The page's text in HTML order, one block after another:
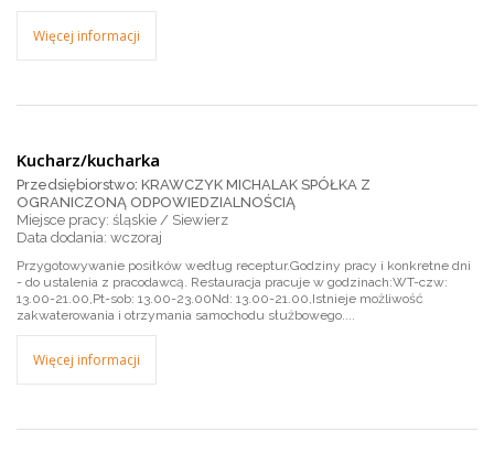
Więcej informacji
Kucharz/kucharka
Przedsiębiorstwo: KRAWCZYK MICHALAK SPÓŁKA Z
OGRANICZONĄ ODPOWIEDZIALNOŚCIĄ
Miejsce pracy: śląskie / Siewierz
wczoraj
Przygotowywanie posiłków według receptur.Godziny pracy i konkretne dni
- do ustalenia z pracodawcą. Restauracja pracuje w godzinach:WT-czw:
13.00-21.00,Pt-sob: 13.00-23.00Nd: 13.00-21.00,Istnieje możliwość
zakwaterowania i otrzymania samochodu służbowego....
Więcej informacji